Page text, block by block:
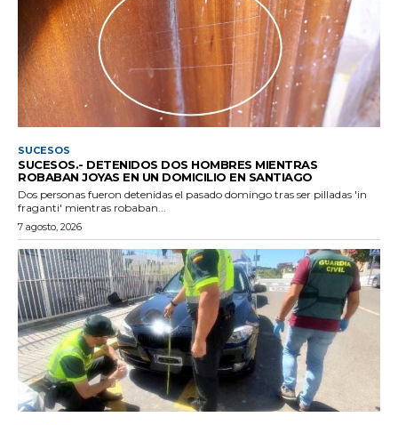
SUCESOS
SUCESOS.- DETENIDOS DOS HOMBRES MIENTRAS
ROBABAN JOYAS EN UN DOMICILIO EN SANTIAGO
Dos personas fueron detenidas el pasado domingo tras ser pilladas 'in
fraganti' mientras robaban...
7 agosto, 2026